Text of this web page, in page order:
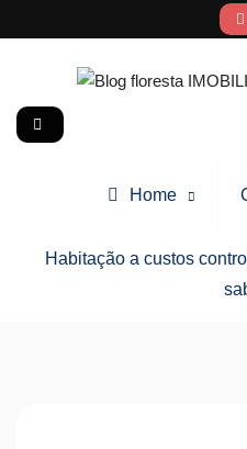
to
Blog floresta
Home
Habitação a custos